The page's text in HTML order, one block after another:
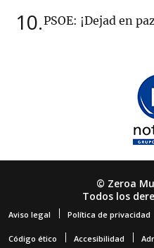
10 PSOE: ¡Dejad en
© Zeroa
Todos los
Aviso legal Política de privacidad
Código ético Accesibilidad